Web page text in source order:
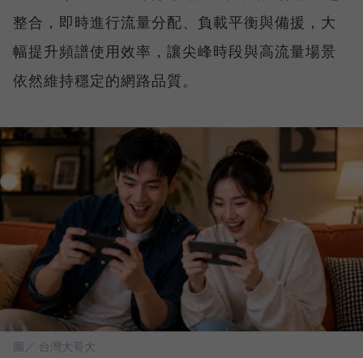
整合，即時進行流量分配、負載平衡與備援，大
幅提升頻譜使用效率，讓尖峰時段與高流量場景
依然維持穩定的網路品質。
圖／ 台灣大哥大